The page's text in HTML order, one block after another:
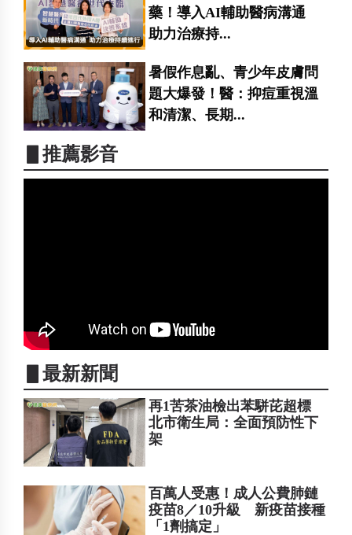
藥！導入AI輔助醫病溝通
助力治療持...
暑假作息亂、青少年皮膚問
題大爆發！醫：抑痘重視溫
和清潔、長期...
▋推薦影音
▋最新新聞
再1苦茶油檢出苯駢芘超標
北市衛生局：全面預防性下
架
百萬人受惠！成人公費肺鏈
疫苗8／10升級 新疫苗接種
「1劑搞定」